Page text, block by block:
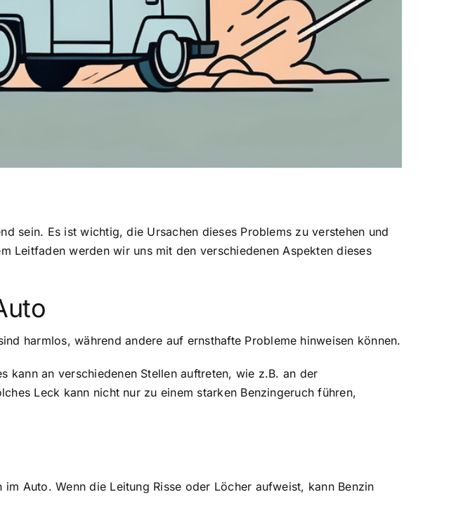
sein. Es ist wichtig, die Ursachen dieses Problems zu verstehen und
Leitfaden werden wir uns mit den verschiedenen Aspekten dieses
harmlos, während andere auf ernsthafte Probleme hinweisen können.
kann an verschiedenen Stellen auftreten, wie z.B. an der
Leck kann nicht nur zu einem starken Benzingeruch führen,
Auto. Wenn die Leitung Risse oder Löcher aufweist, kann Benzin